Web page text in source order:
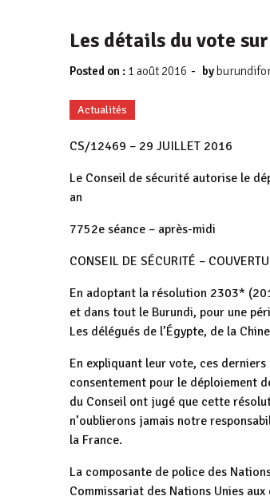
Les détails du vote
Posted on : 1 août 2016 - by
Actualités
CS/12469 – 29 JUILLET 2016
Le Conseil de sécurité autorise le
an
7752e séance – après-midi
CONSEIL DE SÉCURITÉ –
En adoptant la résolution 2303*
et dans tout le Burundi, pour une
Les délégués de l’Égypte, de la
En expliquant leur vote, ces
consentement pour le déploiement
du Conseil ont jugé que cette
n’oublierons jamais notre
la France.
La composante de police des
Commissariat des Nations Unies